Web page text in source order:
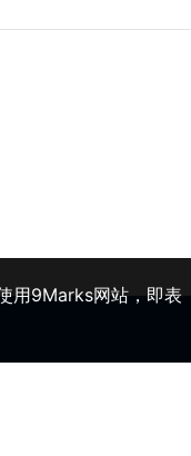
用9Marks网站，即表